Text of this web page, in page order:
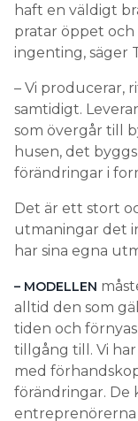
haft en väldigt
pratar öppet och
ingenting, säger
– Vi producerar,
samtidigt.
som övergår till
husen, det
förändringar i
Det är ett stort
utmaningar det
har sina egna
– MODELLEN
alltid den som
tiden och
tillgång till. Vi
med
förändringar. De
entreprenörerna